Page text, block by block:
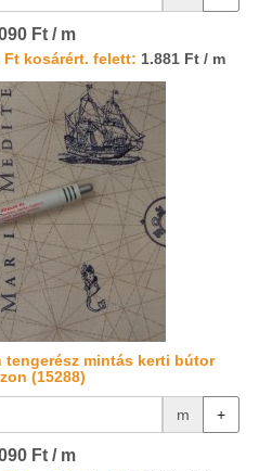
Ft / m
Ft kosárért. felett: 1.881 Ft / m
tengerész mintás kerti bútor
(15288)
m +
Ft / m